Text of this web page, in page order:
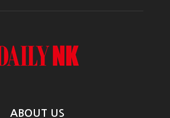
ABOUT US